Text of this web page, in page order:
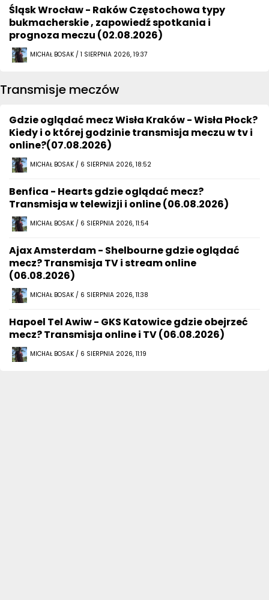
Śląsk Wrocław - Raków Częstochowa typy
bukmacherskie , zapowiedź spotkania i
prognoza meczu (02.08.2026)
MICHAŁ BOSAK / 1 SIERPNIA 2026, 19:37
Transmisje meczów
Gdzie oglądać mecz Wisła Kraków - Wisła Płock?
Kiedy i o której godzinie transmisja meczu w tv i
online?(07.08.2026)
MICHAŁ BOSAK / 6 SIERPNIA 2026, 18:52
Benfica - Hearts gdzie oglądać mecz?
Transmisja w telewizji i online (06.08.2026)
MICHAŁ BOSAK / 6 SIERPNIA 2026, 11:54
Ajax Amsterdam - Shelbourne gdzie oglądać
mecz? Transmisja TV i stream online
(06.08.2026)
MICHAŁ BOSAK / 6 SIERPNIA 2026, 11:38
Hapoel Tel Awiw - GKS Katowice gdzie obejrzeć
mecz? Transmisja online i TV (06.08.2026)
MICHAŁ BOSAK / 6 SIERPNIA 2026, 11:19